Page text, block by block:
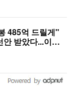
485억 드릴게"
받았다...이제